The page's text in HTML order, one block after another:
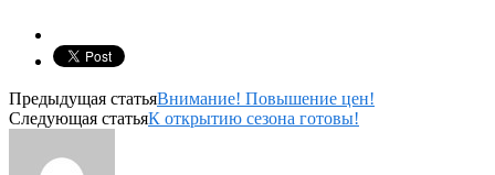
Предыдущая статьяВнимание! Повышение цен!
Следующая статьяК открытию сезона готовы!